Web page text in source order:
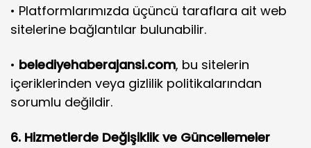
• Platformlarımızda üçüncü taraflara ait web
sitelerine bağlantılar bulunabilir.
• belediyehaberajansi.com, bu sitelerin
içeriklerinden veya gizlilik politikalarından
sorumlu değildir.
6. Hizmetlerde Değişiklik ve Güncellemeler